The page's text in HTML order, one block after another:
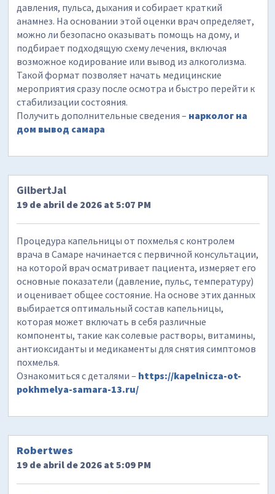
давления, пульса, дыхания и собирает краткий
анамнез. На основании этой оценки врач определяет,
можно ли безопасно оказывать помощь на дому, и
подбирает подходящую схему лечения, включая
возможное кодирование или вывод из алкоголизма.
Такой формат позволяет начать медицинские
мероприятия сразу после осмотра и быстро перейти к
стабилизации состояния.
Получить дополнительные сведения – нарколог на
дом вывод самара
GilbertJal
19 de abril de 2026 at 5:07 PM
Процедура капельницы от похмелья с контролем
врача в Самаре начинается с первичной консультации,
на которой врач осматривает пациента, измеряет его
основные показатели (давление, пульс, температуру)
и оценивает общее состояние. На основе этих данных
выбирается оптимальный состав капельницы,
которая может включать в себя различные
компоненты, такие как солевые растворы, витамины,
антиоксиданты и медикаменты для снятия симптомов
похмелья.
Ознакомиться с деталями – https://kapelnicza-ot-
pokhmelya-samara-13.ru/
Robertwes
19 de abril de 2026 at 5:09 PM